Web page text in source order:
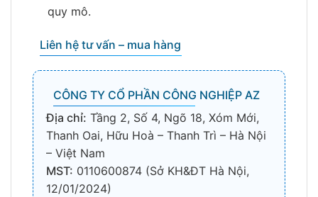
quy mô.
Liên hệ tư vấn – mua hàng
CÔNG TY CỔ PHẦN CÔNG NGHIỆP AZ
Địa chỉ: Tầng 2, Số 4, Ngõ 18, Xóm Mới,
Thanh Oai, Hữu Hoà – Thanh Trì – Hà Nội
– Việt Nam
MST: 0110600874 (Sở KH&ĐT Hà Nội,
12/01/2024)